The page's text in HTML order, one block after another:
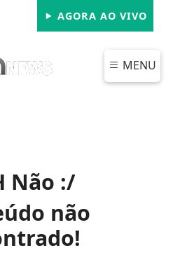
AGORA AO VIVO
MENU
Não :/
não